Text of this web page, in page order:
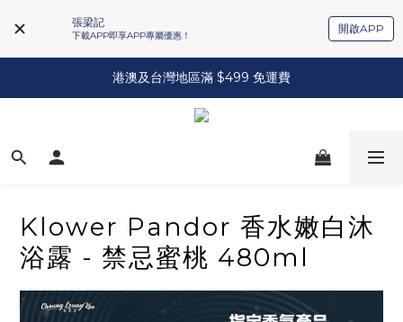
張梁記
下載APP即享APP專屬優惠！
開啟APP
港澳及台灣地區滿 $499 免運費
Klower Pandor 香水嫩白沐
浴露 - 禁忌蜜桃 480ml